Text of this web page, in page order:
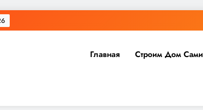
Главная Строим Дом Сами